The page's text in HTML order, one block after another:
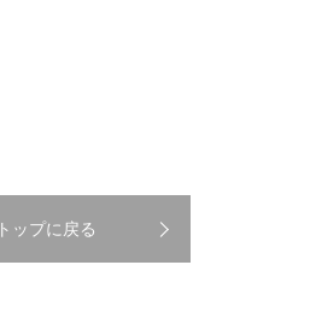
トップに戻る